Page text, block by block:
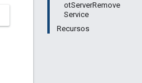
otServerRemove
Service
Recursos